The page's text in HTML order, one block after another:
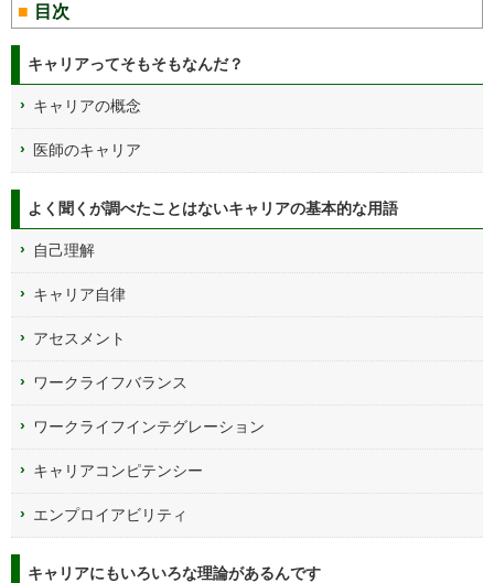
目次
キャリアってそもそもなんだ？
キャリアの概念
医師のキャリア
よく聞くが調べたことはないキャリアの基本的な用語
自己理解
キャリア自律
アセスメント
ワークライフバランス
ワークライフインテグレーション
キャリアコンピテンシー
エンプロイアビリティ
キャリアにもいろいろな理論があるんです